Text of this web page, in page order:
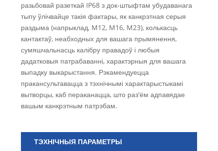
разьбовай разеткай IP68 з док-штыфтам убудаванага
тыпу ўлічвайце такія фактары, як канкрэтная серыя
раздыма (напрыклад, M12, M16, M23), колькасць
кантактаў, неабходных для вашага прымянення,
сумяшчальнасць калібру правадоў і любыя
дадатковыя патрабаванні, характэрныя для вашага
выпадку выкарыстання. Рэкамендуецца
пракансультавацца з тэхнічнымі характарыстыкамі
вытворцы, каб пераканацца, што раз'ём адпавядае
вашым канкрэтным патрэбам.
ТЭХНІЧНЫЯ ПАРАМЕТРЫ